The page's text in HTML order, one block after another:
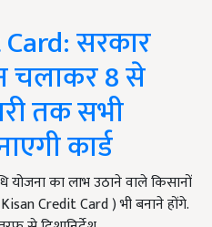
सरकार
चलाकर 8 से
तक सभी
कार्ड
योजना का लाभ उठाने वाले किसानों
Credit Card ) भी बनाने होंगे.